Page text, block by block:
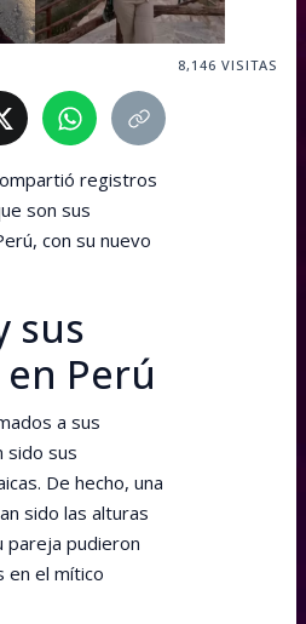
8,146 VISITAS
registros
son sus
con su nuevo
sus
Perú
a sus
sido sus
De hecho, una
sido las alturas
pareja pudieron
en el mítico